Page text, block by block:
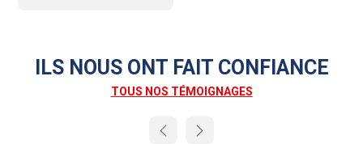
ILS NOUS ONT FAIT CONFIANCE
TOUS NOS TÉMOIGNAGES
Next